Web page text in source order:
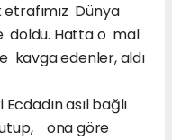
etrafımız Dünya
doldu. Hatta o mal
kavga edenler, aldı
asıl bağlı
ona göre